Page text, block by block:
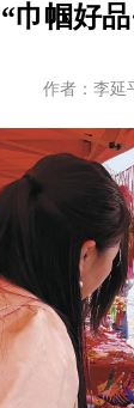
“巾帼好
作者： 李延